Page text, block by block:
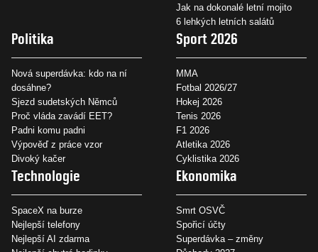
Jak na dokonalé letní mojito
6 lehkých letních salátů
Politika
Nová superdávka: kdo na ní
dosáhne?
Sjezd sudetských Němců
Proč vláda zavádí EET?
Padni komu padni
Výpověď z práce vzor
Divoký kačer
Sport 2026
MMA
Fotbal 2026/27
Hokej 2026
Tenis 2026
F1 2026
Atletika 2026
Cyklistika 2026
Technologie
SpaceX na burze
Nejlepší telefony
Nejlepší AI zdarma
Ekonomika
Smrt OSVČ
Spořicí účty
Superdávka – změny